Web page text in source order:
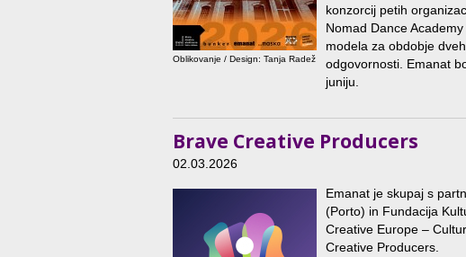
Oblikovanje / Design: Tanja Radež
konzorcij petih
Nomad Dance
modela za obdobje
odgovornosti. Emanat
juniju.
Brave Creative Producers
02.03.2026
Emanat je skupaj s
(Porto) in Fundacija
Creative Europe –
Creative Producers.